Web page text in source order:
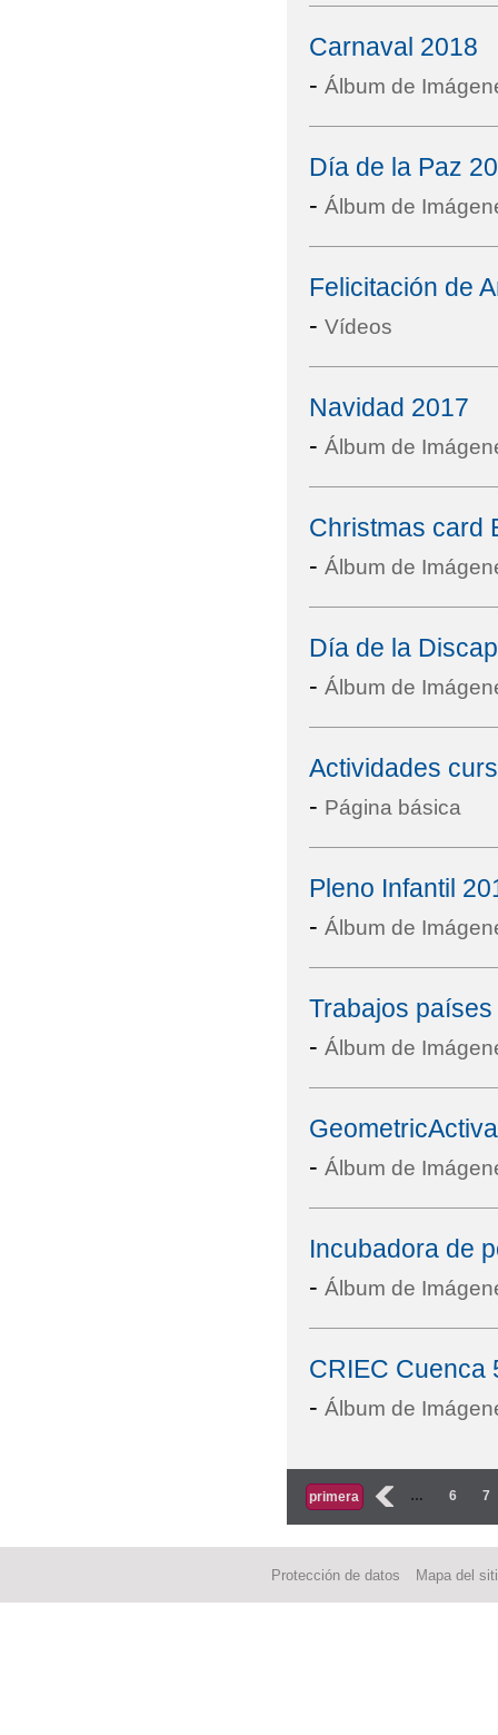
Carnaval 2018
- Álbum de
Día de la Paz
- Álbum de
Felicitación de
- Vídeos
Navidad 2017
- Álbum de
Christmas card
- Álbum de
Día de la
- Álbum de
Actividades
- Página básica
Pleno Infantil
- Álbum de
Trabajos
- Álbum de
GeometricActiva
- Álbum de
Incubadora de
- Álbum de
CRIEC Cuenca
- Álbum de
Páginas
primera ‹ … 6 7
Protección de datos Mapa del